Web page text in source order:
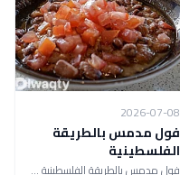
2026-07-08
فول مدمس بالطريقة
الفلسطينية
فول مدمس بالطريقة الفلسطينية ...